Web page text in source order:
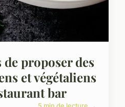
de proposer des
et végétaliens
bar